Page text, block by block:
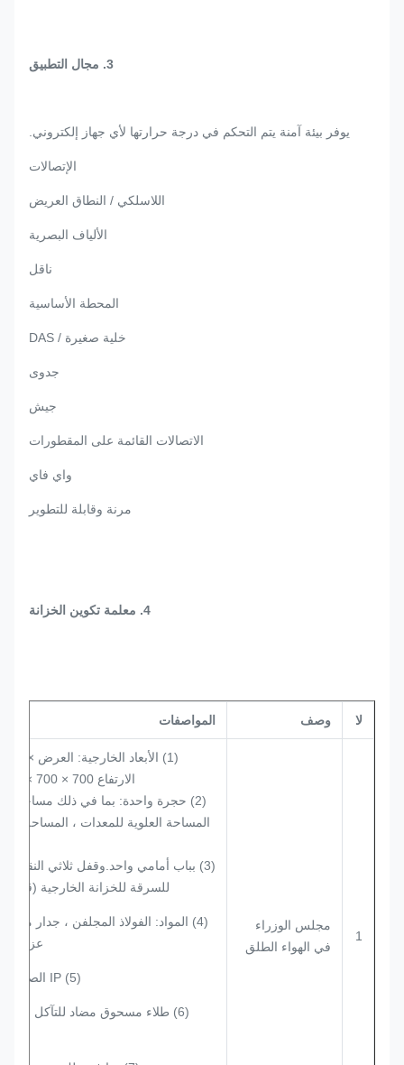
3. مجال التطبيق
يوفر بيئة آمنة يتم التحكم في درجة حرارتها لأي جهاز إلكتروني.
الإتصالات
اللاسلكي / النطاق العريض
الألياف البصرية
ناقل
المحطة الأساسية
خلية صغيرة / DAS
جدوى
جيش
الاتصالات القائمة على المقطورات
واي فاي
مرنة وقابلة للتطوير
4. معلمة تكوين الخزانة
لا وصف المواصفات
1
مجلس الوزراء
في الهواء الطلق
(1) الأبعاد الخارجية: العرض ×
الارتفاع 700 × 700 × 1500 م
المساحة العلوية للمعدات ، المساحة
(3) بباب أمامي واحد.وقفل ثلاثي النقاط
للسرقة للخزانة الخارجية (قفل
(4) المواد: الفولاذ المجلفن ، جدار
عزل
(5) IP الصف: IP55
(6) طلاء مسحوق مضاد للتآكل في